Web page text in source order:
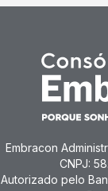
Embracon
CNPJ:
Autorizado pelo